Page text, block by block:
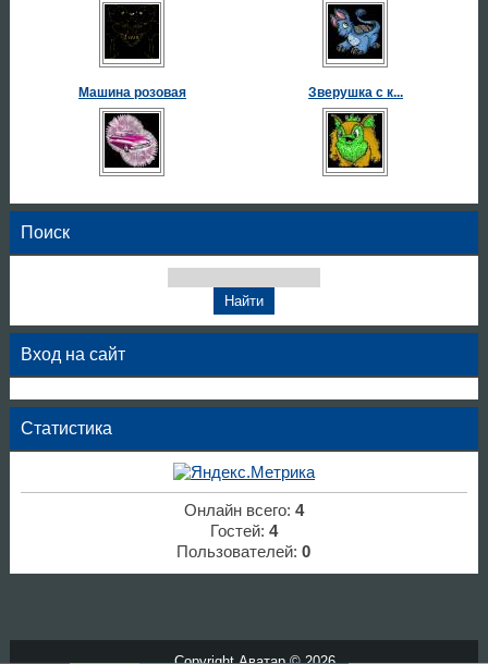
Машина розовая Зверушка с к...
Поиск
Вход на сайт
Статистика
Онлайн всего: 4
Гостей: 4
Пользователей:0